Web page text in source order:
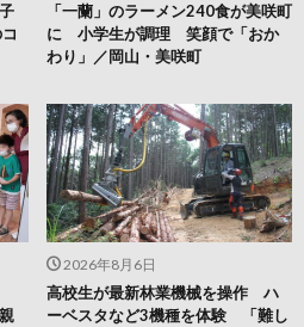
2026年8月6日
高校生が最新林業機械を操作 ハ
ーベスタなど3機種を体験 「難し
「一蘭」のラーメン240食が美咲町
に 小学生が調理 笑顔で「おか
わり」／岡山・美咲町